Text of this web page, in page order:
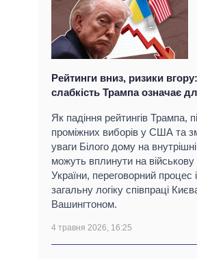
Рейтинги вниз, ризики
слабкість Трампа означає
Як падіння рейтингів Трампа,
проміжних виборів у США та
уваги Білого дому на
можуть вплинути на військову
України, переговорний процес
загальну логіку співпраці
Вашингтоном.
4 травня 2026, 16:25